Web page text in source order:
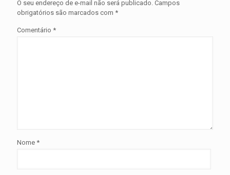
O seu endereço de e-mail não será publicado. Campos
obrigatórios são marcados com *
Comentário *
Nome *